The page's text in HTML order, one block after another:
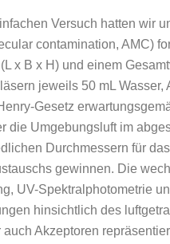
Versuch hatten wir
contamination, AMC)
x B x H) und einem
jeweils 50 mL
Gesetz
die Umgebungsluft im
Durchmessern für
gewinnen. Die
UV-Spektralphotometrie
hinsichtlich des
Akzeptoren